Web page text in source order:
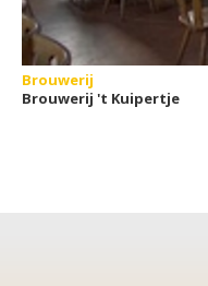
Brouwerij
Brouwerij 't Kuipertje